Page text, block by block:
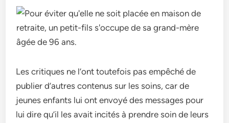
Les critiques ne l’ont toutefois pas empêché de
publier d’autres contenus sur les soins, car de
jeunes enfants lui ont envoyé des messages pour
lui dire qu’il les avait incités à prendre soin de leurs